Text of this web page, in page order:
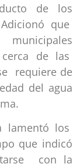
de los
que
de las
requiere de
del agua
lamentó los
que indicó
con la